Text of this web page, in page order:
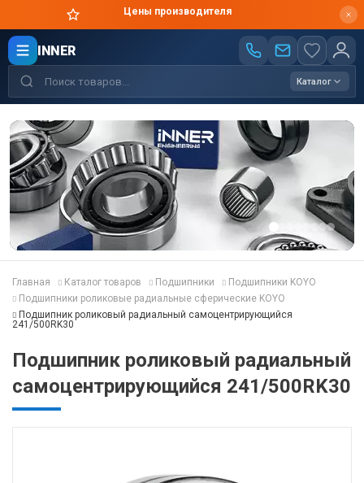
Цены производителя
INNER
Каталог
Главная Каталог товаров Подшипники
Подшипники KOYO
Подшипники роликовые радиальные сферические KOYO
Подшипник роликовый радиальный самоцентрирующийся
241/500RK30
Подшипник роликовый радиальный
самоцентрирующийся 241/500RK30